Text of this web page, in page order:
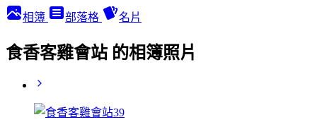
相簿 部落格 名片
食香客雞會站 的相簿照片